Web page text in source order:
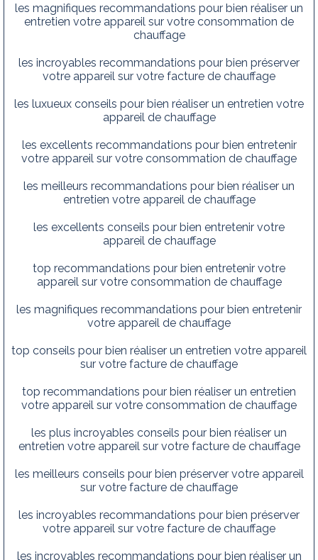
les magnifiques recommandations pour bien réaliser un
entretien votre appareil sur votre consommation de
chauffage
les incroyables recommandations pour bien préserver
votre appareil sur votre facture de chauffage
les luxueux conseils pour bien réaliser un entretien votre
appareil de chauffage
les excellents recommandations pour bien entretenir
votre appareil sur votre consommation de chauffage
les meilleurs recommandations pour bien réaliser un
entretien votre appareil de chauffage
les excellents conseils pour bien entretenir votre
appareil de chauffage
top recommandations pour bien entretenir votre
appareil sur votre consommation de chauffage
les magnifiques recommandations pour bien entretenir
votre appareil de chauffage
top conseils pour bien réaliser un entretien votre appareil
sur votre facture de chauffage
top recommandations pour bien réaliser un entretien
votre appareil sur votre consommation de chauffage
les plus incroyables conseils pour bien réaliser un
entretien votre appareil sur votre facture de chauffage
les meilleurs conseils pour bien préserver votre appareil
sur votre facture de chauffage
les incroyables recommandations pour bien préserver
votre appareil sur votre facture de chauffage
les incroyables recommandations pour bien réaliser un